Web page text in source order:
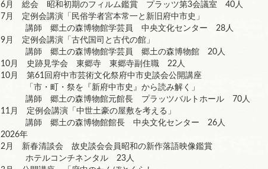
6月 総会 昭和初期のフィルム鑑賞 プラッツ第3会議室 40人
7月 定例会講演「民俗学者宮本常一と新旧府中市史」
講師 郷土の森博物館学芸員 中央文化センター 28人
9月 定例会講演「古代国司と古代の館」
講師 郷土の森博物館学芸員 郷土の森博物館 20人
10月 史跡見学会 東郷寺 東郷寺副住職 22人
10月 第61回府中市芸術文化祭府中市史談会公開講座
「市・町・祭を『新府中市史』から読み解く」
講師 郷土の森博物館元館長 プラッツバルトホール 70人
11月 定例会講演「中世土豪の屋敷を考える」
講師 郷土の森博物館館長 中央文化センター 26人
2026年
2月 新春清談会 故史談会会員昭和の新作落語映像鑑賞
ホテルコンチネンタル 23人